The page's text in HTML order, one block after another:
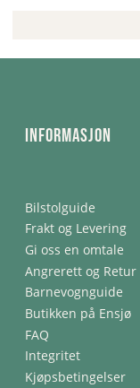
Informasjon
Bilstolguide
Frakt og Levering
Gi oss en omtale
Angrerett og Retur
Barnevognguide
Butikken på Ensjø
FAQ
Integritet
Kjøpsbetingelser